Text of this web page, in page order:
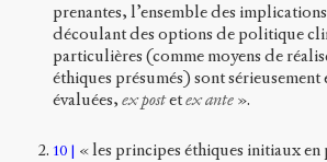
prenantes, l’ensemble des
découlant des options de politique
particulières (comme moyens de
éthiques présumés) sont sérieusement
évaluées, ex postetex ante ».
10
« les principes éthiques initiaux